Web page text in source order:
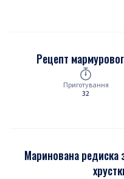
Рецепт
Приготування
32
Маринована редиска